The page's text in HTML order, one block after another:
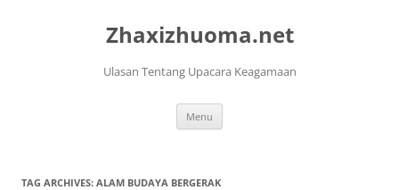
Zhaxizhuoma.net
Ulasan Tentang Upacara Keagamaan
Menu
TAG ARCHIVES: ALAM BUDAYA BERGERAK